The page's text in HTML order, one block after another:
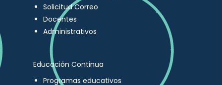
Solicitud Correo
Docentes
Administrativos
Educación Continua
Programas educativos